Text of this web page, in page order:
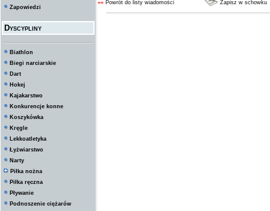
Zapowiedzi
Dyscypliny
Biathlon
Biegi narciarskie
Dart
Hokej
Kajakarstwo
Konkurencje konne
Koszykówka
Kręgle
Lekkoatletyka
Łyżwiarstwo
Narty
Piłka nożna
Piłka ręczna
Pływanie
Podnoszenie ciężarów
«« Powrót do listy wiadomości Zapisz w schowku